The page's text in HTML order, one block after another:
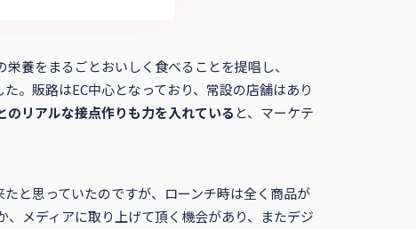
栄養をまるごとおいしく食べることを提唱し、
。販路はEC中心となっており、常設の店舗はあり
のリアルな接点作りも力を入れている と、マーケテ
と思っていたのですが、ローンチ時は全く商品が
メディアに取り上げて頂く機会があり、またデジ